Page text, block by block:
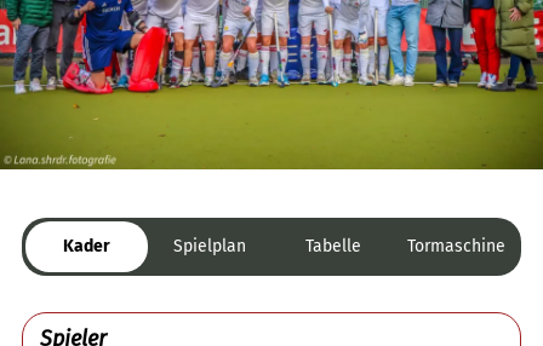
Kader Spielplan Tabelle Tormaschine
Spieler